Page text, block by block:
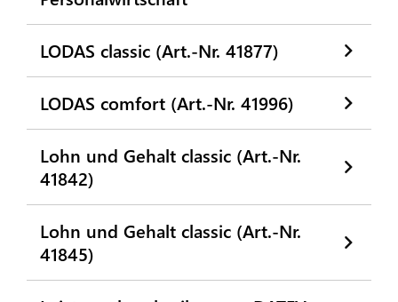
LODAS classic (Art.-Nr. 41877)
LODAS comfort (Art.-Nr. 41996)
Lohn und Gehalt classic (Art.-Nr.
41842)
Lohn und Gehalt classic (Art.-Nr.
41845)